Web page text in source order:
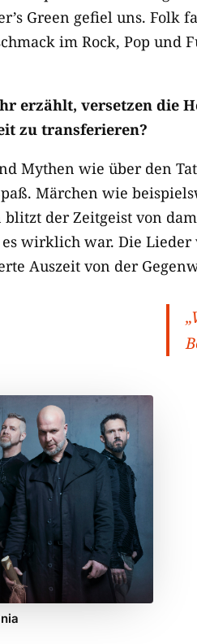
Green gefiel uns. Folk
im Rock, Pop und
erzählt, versetzen die
zu transferieren?
Mythen wie über den
Märchen wie
der Zeitgeist von
wirklich war. Die
Auszeit von der